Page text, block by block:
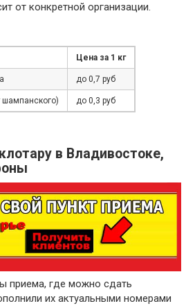
от конкретной организации.
Цена за 1 кг
до 0,7 руб
шампанского) до 0,3 руб
в Владивостоке,
приема, где можно сдать
их актуальными номерами